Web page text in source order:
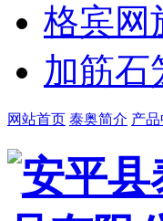
格宾网
加筋石
网站首页 泰奥简介 产